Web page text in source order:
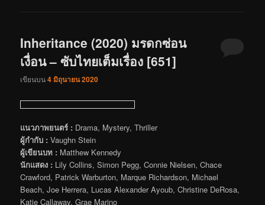
Inheritance (2020) มรดกซ่อน
เงื่อน – ซับไทยเต็มเรื่อง [651]
เขียนบน4 มิถุนายน 2020
แนวภาพยนตร์ : Drama, Mystery, Thriller
ผู้กำกับ : Vaughn Stein
ผู้เขียนบท : Matthew Kennedy
นักแสดง : Lily Collins, Simon Pegg, Connie Nielsen, Chace
Crawford, Patrick Warburton, Marque Richardson, Michael
Beach, Joe Herrera, Lucas Alexander Ayoub, Christine DeRosa,
Katie Callaway, Grae Marino